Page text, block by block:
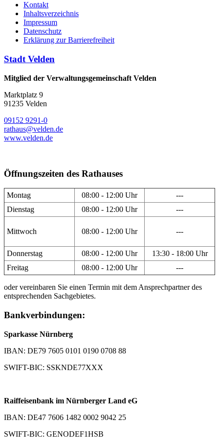
Kontakt
Inhaltsverzeichnis
Impressum
Datenschutz
Erklärung zur Barrierefreiheit
Stadt Velden
Mitglied der Verwaltungsgemeinschaft Velden
Marktplatz 9
91235 Velden
09152 9291-0
rathaus@velden.de
www.velden.de
Öffnungszeiten des Rathauses
Montag 08:00 - 12:00 Uhr
---
Dienstag
08:00 - 12:00 Uhr ---
Mittwoch 08:00 - 12:00 Uhr ---
Donnerstag 08:00 - 12:00 Uhr
13:30 - 18:00 Uhr
Freitag
08:00 - 12:00 Uhr ---
oder vereinbaren Sie einen Termin mit dem Ansprechpartner des
entsprechenden Sachgebietes.
Bankverbindungen:
Sparkasse Nürnberg
IBAN: DE79 7605 0101 0190 0708 88
SWIFT-BIC: SSKNDE77XXX
Raiffeisenbank im Nürnberger Land eG
IBAN: DE47 7606 1482 0002 9042 25
SWIFT-BIC: GENODEF1HSB